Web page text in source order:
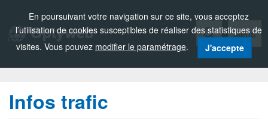
En poursuivant votre navigation sur ce site, vous acceptez
l’utilisation de cookies susceptibles de réaliser des statistiques de
visites. Vous pouvez modifier le paramétrage. J'accepte
Menu
Infos trafic